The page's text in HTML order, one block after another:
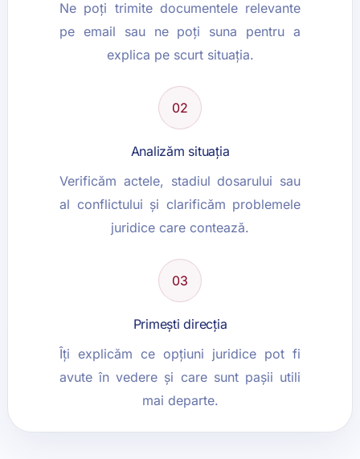
Ne poți trimite documentele relevante
pe email sau ne poți suna pentru a
explica pe scurt situația.
02
Analizăm situația
Verificăm actele, stadiul dosarului sau
al conflictului și clarificăm problemele
juridice care contează.
03
Primești direcția
Îți explicăm ce opțiuni juridice pot fi
avute în vedere și care sunt pașii utili
mai departe.